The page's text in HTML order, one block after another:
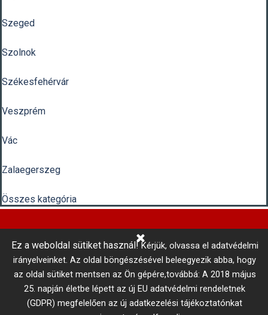
Szeged
Szolnok
Székesfehérvár
Veszprém
Vác
Zalaegerszeg
Összes kategória
MISTER MINIT © 2017
Minden jog fenntartva!
Adatkezelési tájékoztató
Vállalási szabályzat
Központi Autókulcsmásolás
telefonszám: +36 1 866 3300 # 3206
Ez a weboldal sütiket használ!Kérjük, olvassa el adatvédelmi
irányelveinket. Az oldal böngészésével beleegyezik abba, hogy
az oldal sütiket mentsen az Ön gépére,továbbá: A 2018 május
25. napján életbe lépett az új EU adatvédelmi rendeletnek
(GDPR) megfelelően az új adatkezelési tájékoztatónkat